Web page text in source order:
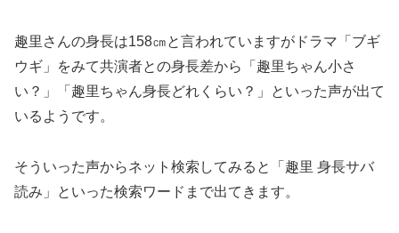
趣里さんの身長は158㎝と言われていますがドラマ「ブギ
ウギ」をみて共演者との身長差から「趣里ちゃん小さ
い？」「趣里ちゃん身長どれくらい？」といった声が出て
いるようです。
そういった声からネット検索してみると「趣里 身長サバ
読み」といった検索ワードまで出てきます。